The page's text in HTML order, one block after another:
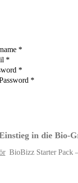
*
*
*
*
in die Bio-
BioBizz Starter Pack